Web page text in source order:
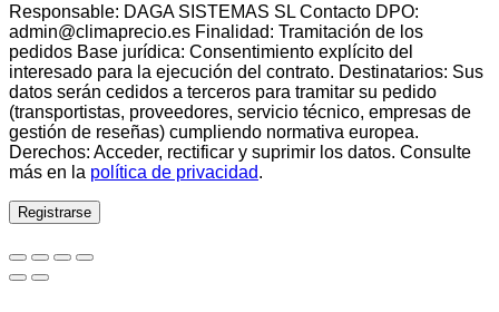
Responsable: DAGA SISTEMAS SL Contacto DPO:
admin@climaprecio.es Finalidad: Tramitación de los
pedidos Base jurídica: Consentimiento explícito del
interesado para la ejecución del contrato. Destinatarios: Sus
datos serán cedidos a terceros para tramitar su pedido
(transportistas, proveedores, servicio técnico, empresas de
gestión de reseñas) cumpliendo normativa europea.
Derechos: Acceder, rectificar y suprimir los datos. Consulte
más en la política de privacidad.
Registrarse